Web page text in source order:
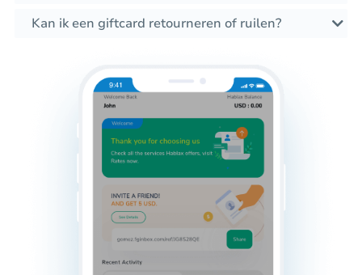
Kan ik een giftcard retourneren of ruilen?